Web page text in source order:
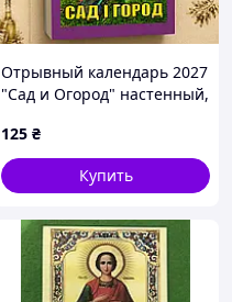
Отрывный календарь 2027
"Сад и Огород" настенный,
язык
125 ₴
Купить